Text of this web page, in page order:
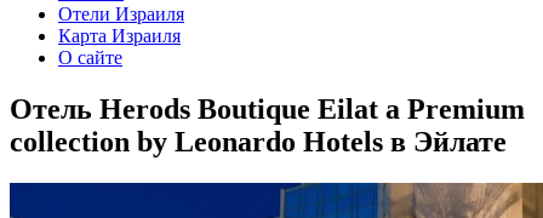
Отели Израиля
Карта Израиля
О сайте
Отель Herods Boutique Eilat a Premium
collection by Leonardo Hotels в Эйлате